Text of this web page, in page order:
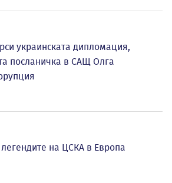
украинската дипломация,
посланичка в САЩ Олга
на ЦСКА в Европа